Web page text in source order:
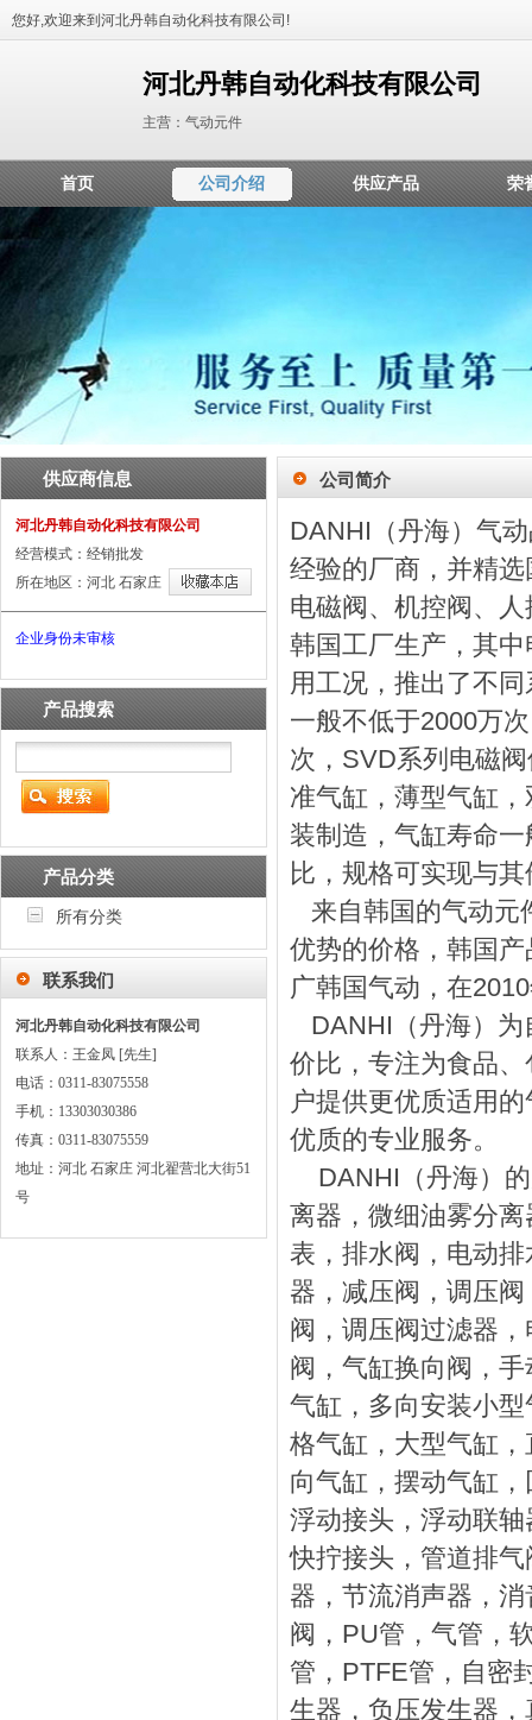
您好,欢迎来到河北丹韩自动化科技有限公司!
河北丹韩自动化科技有限公司
主营：气动元件
首页 公司介绍 供应产品 荣
供应商信息
河北丹韩自动化科技有限公司
经营模式：经销批发
所在地区：河北 石家庄
企业身份未审核
产品搜索
产品分类
所有分类
联系我们
河北丹韩自动化科技有限公司
联系人：王金凤 [先生]
电话：0311-83075558
手机：13303030386
传真：0311-83075559
地址：河北 石家庄 河北翟营北大街51
号
公司简介
DANHI（丹海）气
经验的厂商，并精
电磁阀、机控阀、
韩国工厂生产，其
用工况，推出了不
一般不低于2000万
次，SVD系列电磁
准气缸，薄型气缸
装制造，气缸寿命
比，规格可实现与
来自韩国的气动元
优势的价格，韩国
广韩国气动，在
DANHI（丹海）为
价比，专注为食品
户提供更优质适用
优质的专业服务。
DANHI（丹海）的
离器，微细油雾分
表，排水阀，电动
器，减压阀，调压
阀，调压阀过滤器
阀，气缸换向阀，
气缸，多向安装小
格气缸，大型气缸
向气缸，摆动气缸
浮动接头，浮动联
快拧接头，管道排
器，节流消声器，
阀，PU管，气管，
管，PTFE管，自密
生器，负压发生器